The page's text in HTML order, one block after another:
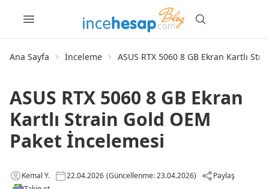
Ana Sayfa İnceleme ASUS RTX 5060 8 GB Ekran Kartlı
ASUS RTX 5060 8 GB Ekran
Kartlı Strain Gold OEM
Paket İncelemesi
Kemal Y. 22.04.2026 (Güncellenme: 23.04.2026)
Paylaş